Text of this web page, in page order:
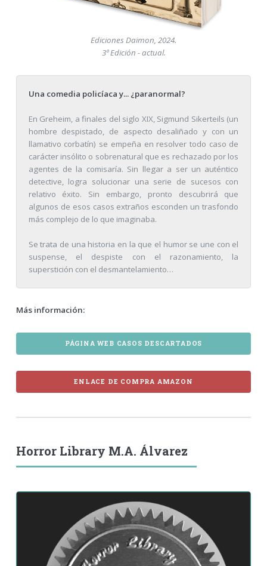
Ediciones Daimon, 2024.
3ª Edición - actual.
Una comedia policíaca y... ¿paranormal?
En Greheim, a finales del siglo XIX, Sigmund Sikerteils (un
hombre despistado, de aspecto desaliñado y con un
llamativo corbatín) se empeña en resolver todo caso de
carácter insólito o sobrenatural que es rechazado por los
agentes de la comisaría. Sin llegar a ser un auténtico
detective, logra solucionar una serie de sucesos con
relativo éxito. Sin embargo, pronto descubrirá que
algunos de esos casos extraños esconden un trasfondo
más complejo de lo que imaginaba.
Se trata de una historia en la que el humor se une con el
suspense, el despiste con el razonamiento, la
superstición con el desmantelamiento…
Más información:
PÁGINA WEB CASOS DESCARTADOS
ENLACE DE COMPRA AMAZON
Horror Library M.A. Álvarez